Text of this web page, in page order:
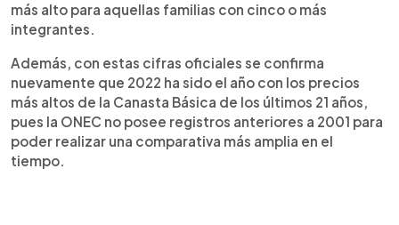
más alto para aquellas familias con cinco o más
integrantes.
Además, con estas cifras oficiales se confirma
nuevamente que 2022 ha sido el año con los precios
más altos de la Canasta Básica de los últimos 21 años,
pues la ONEC no posee registros anteriores a 2001 para
poder realizar una comparativa más amplia en el
tiempo.